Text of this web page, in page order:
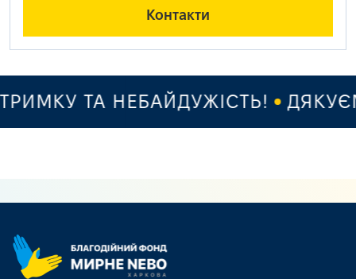
Контакти
ТА НЕБАЙДУЖІСТЬ!